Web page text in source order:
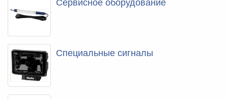
Специальные сигналы